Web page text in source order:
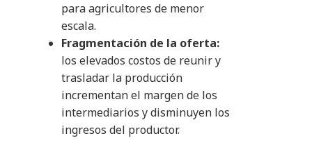
para agricultores de menor
escala.
Fragmentación de la oferta:
los elevados costos de reunir y
trasladar la producción
incrementan el margen de los
intermediarios y disminuyen los
ingresos del productor.